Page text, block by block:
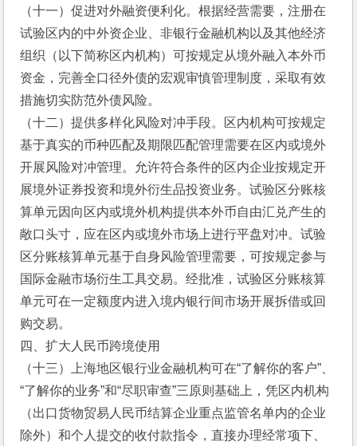
（十一）促进对外融资便利化。根据经营需要，注册在
试验区内的中外资企业、非银行金融机构以及其他经济
组织（以下简称区内机构）可按规定从境外融入本外币
资金，完善全口径外债的宏观审慎管理制度，采取有效
措施切实防范外债风险。
（十二）提供多样化风险对冲手段。区内机构可按规定
基于真实的币种匹配及期限匹配管理需要在区内或境外
开展风险对冲管理。允许符合条件的区内企业按规定开
展境外证券投资和境外衍生品投资业务。试验区分账核
算单元因向区内或境外机构提供本外币自由汇兑产生的
敞口头寸，应在区内或境外市场上进行平盘对冲。试验
区分账核算单元基于自身风险管理需要，可按规定参与
国际金融市场衍生工具交易。经批准，试验区分账核算
单元可在一定额度内进入境内银行间市场开展拆借或回
购交易。
四、扩大人民币跨境使用
（十三）上海地区银行业金融机构可在“了解你的客户”、
“了解你的业务”和“尽职审查”三原则基础上，凭区内机构
（出口货物贸易人民币结算企业重点监管名单内的企业
除外）和个人提交的收付款指令，直接办理经常项下、